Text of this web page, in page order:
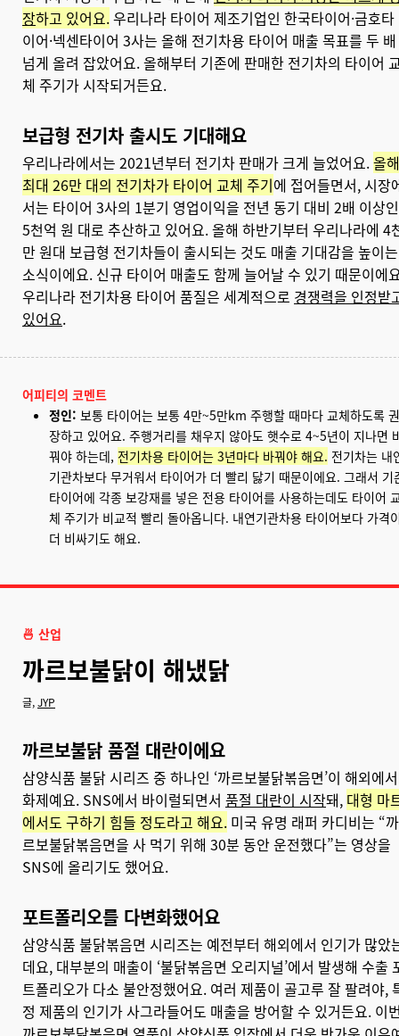
장하고 있어요.우리나라 타이어 제조기업인 한국타이어·금호타
이어·넥센타이어 3사는 올해 전기차용 타이어 매출 목표를 두 배
넘게 올려 잡았어요. 올해부터 기존에 판매한 전기차의 타이어
체 주기가 시작되거든요.
보급형 전기차 출시도 기대해요
우리나라에서는 2021년부터 전기차 판매가 크게 늘었어요.올해
최대 26만 대의 전기차가 타이어 교체 주기에 접어들면서, 시장
서는 타이어 3사의 1분기 영업이익을 전년 동기 대비 2배 이상인
5천억 원 대로 추산하고 있어요. 올해 하반기부터 우리나라에 4
만 원대 보급형 전기차들이 출시되는 것도 매출 기대감을 높이는
소식이에요. 신규 타이어 매출도 함께 늘어날 수 있기 때문이에
우리나라 전기차용 타이어 품질은 세계적으로 경쟁력을 인정받
있어요.
어피티의 코멘트
정인: 보통 타이어는 보통 4만~5만km 주행할 때마다 교체하도록 권
장하고 있어요. 주행거리를 채우지 않아도 햇수로 4~5년이 지나면
꿔야 하는데, 전기차용 타이어는 3년마다 바꿔야 해요. 전기차는 내
기관차보다 무거워서 타이어가 더 빨리 닳기 때문이에요. 그래서 기
타이어에 각종 보강재를 넣은 전용 타이어를 사용하는데도 타이어
체 주기가 비교적 빨리 돌아옵니다. 내연기관차용 타이어보다 가격
더 비싸기도 해요.
🍜 산업
까르보불닭이 해냈닭
글,JYP
까르보불닭 품절 대란이에요
삼양식품 불닭 시리즈 중 하나인 ‘까르보불닭볶음면’이 해외에서
화제예요. SNS에서 바이럴되면서 품절 대란이 시작돼, 대형 마
에서도 구하기 힘들 정도라고 해요. 미국 유명 래퍼 카디비는 “까
르보불닭볶음면을 사 먹기 위해 30분 동안 운전했다”는 영상을
SNS에 올리기도 했어요.
포트폴리오를 다변화했어요
삼양식품 불닭볶음면 시리즈는 예전부터 해외에서 인기가 많았
데요, 대부분의 매출이 ‘불닭볶음면 오리지널’에서 발생해 수출
트폴리오가 다소 불안정했어요. 여러 제품이 골고루 잘 팔려야,
정 제품의 인기가 사그라들어도 매출을 방어할 수 있거든요. 이